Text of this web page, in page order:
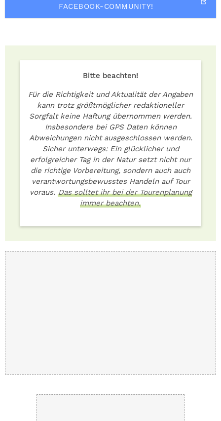
FACEBOOK-COMMUNITY!
Bitte beachten!
Für die Richtigkeit und Aktualität der Angaben
kann trotz größtmöglicher redaktioneller
Sorgfalt keine Haftung übernommen werden.
Insbesondere bei GPS Daten können
Abweichungen nicht ausgeschlossen werden.
Sicher unterwegs: Ein glücklicher und
erfolgreicher Tag in der Natur setzt nicht nur
die richtige Vorbereitung, sondern auch auch
verantwortungsbewusstes Handeln auf Tour
voraus. Das solltet ihr bei der Tourenplanung
immer beachten.